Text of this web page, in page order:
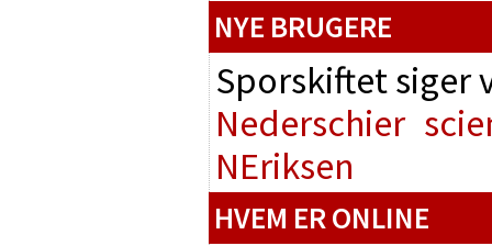
NYE BRUGERE
Sporskiftet
Nederschier
NEriksen
HVEM ER ONLINE